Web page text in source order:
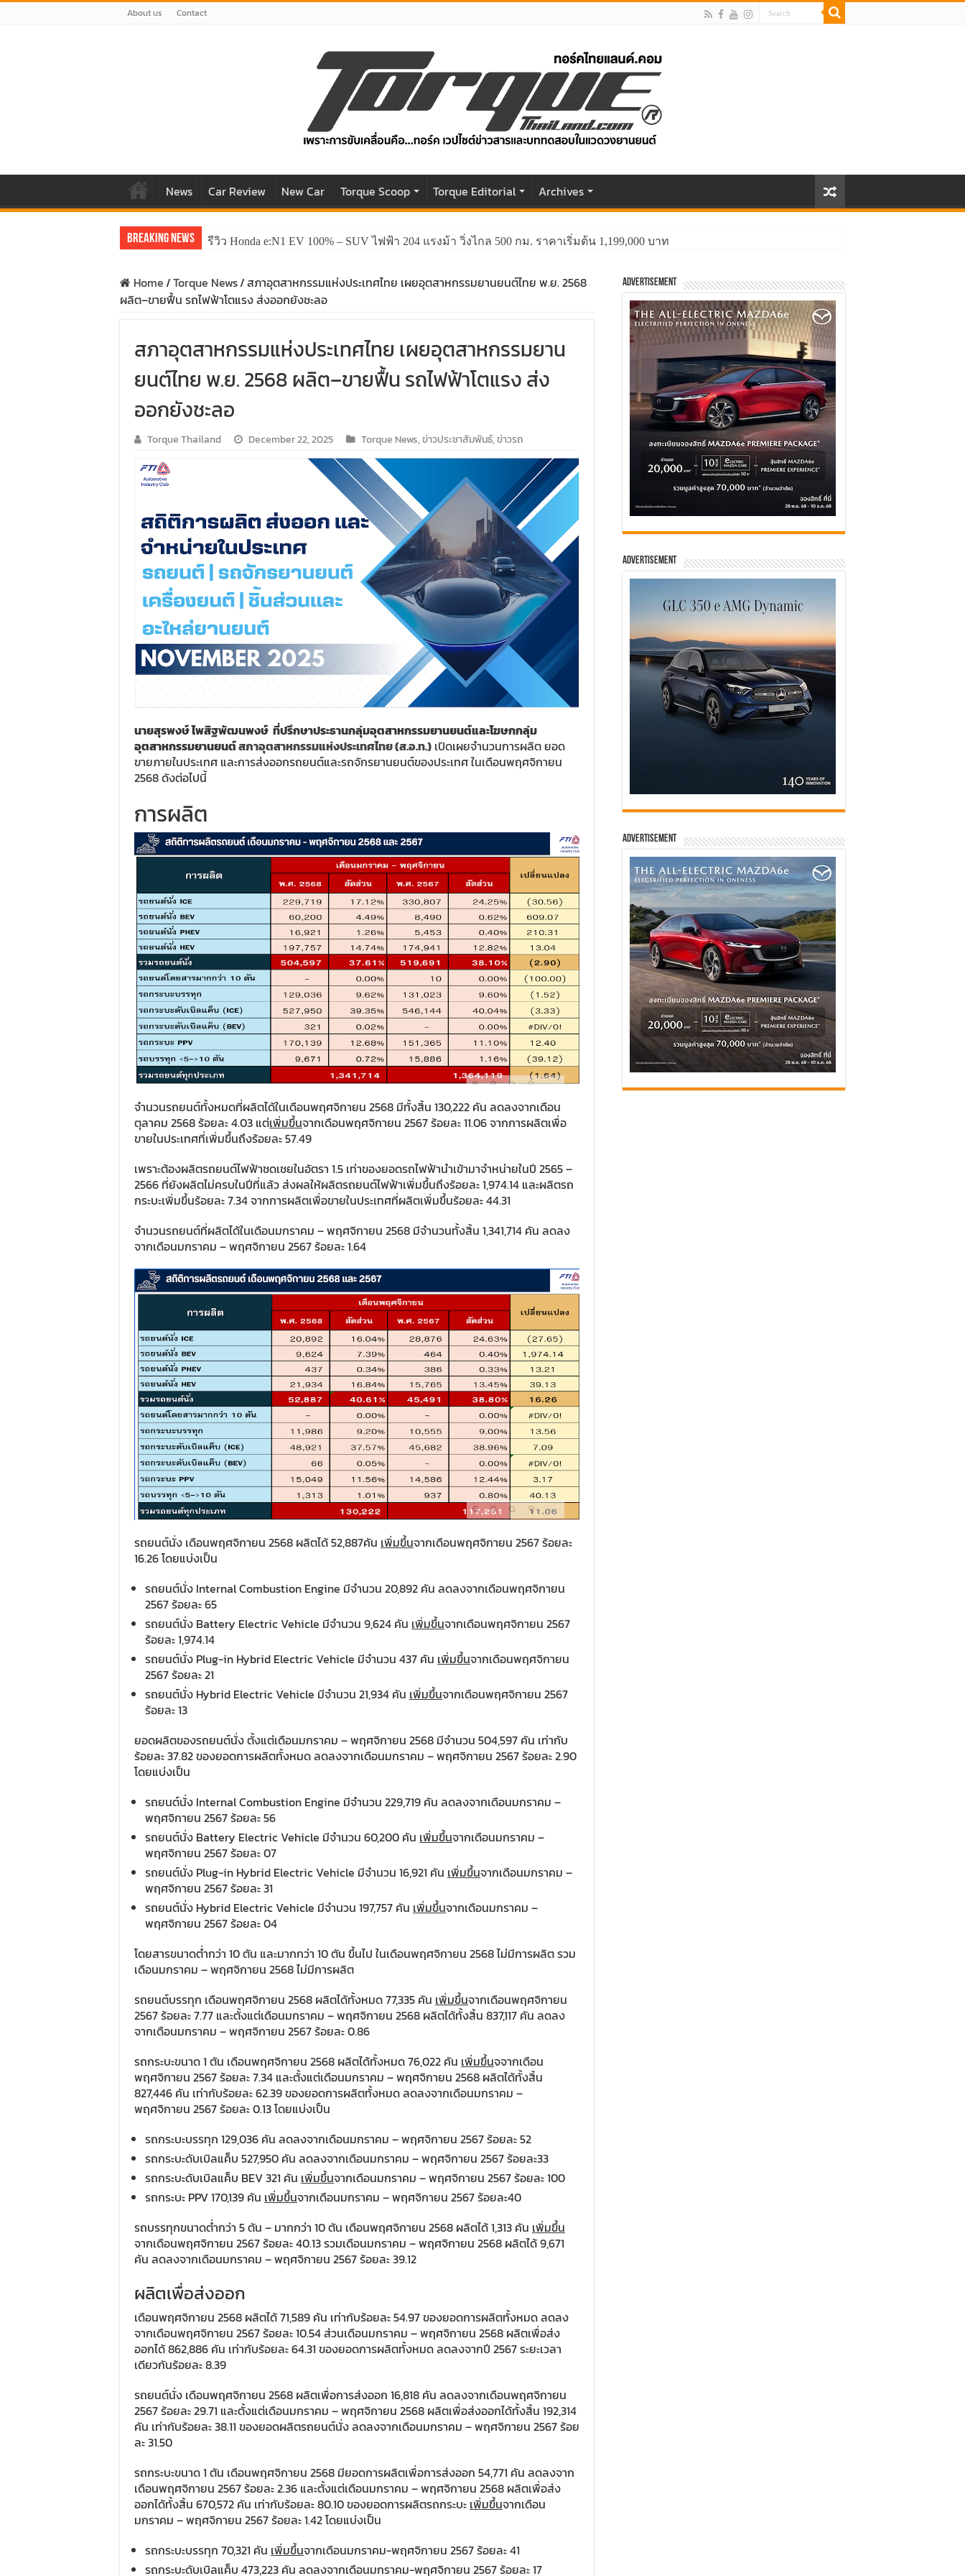
About us Contact
News Car Review New Car Torque Scoop Torque Editorial Archives
Breaking News รีวิว Honda e:N1 EV 100% – SUV ไฟฟ้า 204 แรงม้า วิ่งไกล 500 กม. ราคาเริ่มต้น 1,199,000 บาท
Home/Torque News/สภาอุตสาหกรรมแห่งประเทศไทย เผยอุตสาหกรรมยานยนต์ไทย พ.ย. 2568
ผลิต–ขายฟื้น รถไฟฟ้าโตแรง ส่งออกยังชะลอ
สภาอุตสาหกรรมแห่งประเทศไทย เผยอุตสาหกรรมยาน
ยนต์ไทย พ.ย. 2568 ผลิต–ขายฟื้น รถไฟฟ้าโตแรง ส่ง
ออกยังชะลอ
Torque Thailand December 22, 2025 Torque News,ข่าวประชาสัมพันธ์,ข่าวรถ
นายสุรพงษ์ ไพสิฐพัฒนพงษ์ ที่ปรึกษาประธานกลุ่มอุตสาหกรรมยานยนต์และโฆษกกลุ่ม
อุตสาหกรรมยานยนต์สภาอุตสาหกรรมแห่งประเทศไทย (ส.อ.ท.) เปิดเผยจำนวนการผลิต ยอด
ขายภายในประเทศ และการส่งออกรถยนต์และรถจักรยานยนต์ของประเทศ ในเดือนพฤศจิกายน
2568 ดังต่อไปนี้
การผลิต
จำนวนรถยนต์ทั้งหมดที่ผลิตได้ในเดือนพฤศจิกายน 2568 มีทั้งสิ้น 130,222 คัน ลดลงจากเดือน
ตุลาคม 2568 ร้อยละ 4.03 แต่เพิ่มขึ้นจากเดือนพฤศจิกายน 2567 ร้อยละ 11.06 จากการผลิตเพื่อ
ขายในประเทศที่เพิ่มขึ้นถึงร้อยละ 57.49
เพราะต้องผลิตรถยนต์ไฟฟ้าชดเชยในอัตรา 1.5 เท่าของยอดรถไฟฟ้านำเข้ามาจำหน่ายในปี 2565 –
2566 ที่ยังผลิตไม่ครบในปีที่แล้ว ส่งผลให้ผลิตรถยนต์ไฟฟ้าเพิ่มขึ้นถึงร้อยละ 1,974.14 และผลิตรถ
กระบะเพิ่มขึ้นร้อยละ 7.34 จากการผลิตเพื่อขายในประเทศที่ผลิตเพิ่มขึ้นร้อยละ 44.31
จำนวนรถยนต์ที่ผลิตได้ในเดือนมกราคม – พฤศจิกายน 2568 มีจำนวนทั้งสิ้น 1,341,714 คัน ลดลง
จากเดือนมกราคม – พฤศจิกายน 2567 ร้อยละ 1.64
รถยนต์นั่ง เดือนพฤศจิกายน 2568 ผลิตได้ 52,887คัน เพิ่มขึ้นจากเดือนพฤศจิกายน 2567 ร้อยละ
16.26 โดยแบ่งเป็น
รถยนต์นั่ง Internal Combustion Engine มีจำนวน 20,892 คัน ลดลงจากเดือนพฤศจิกายน
2567 ร้อยละ 65
รถยนต์นั่ง Battery Electric Vehicle มีจำนวน 9,624 คัน เพิ่มขึ้นจากเดือนพฤศจิกายน 2567
ร้อยละ 1,974.14
รถยนต์นั่ง Plug-in Hybrid Electric Vehicle มีจำนวน 437 คัน เพิ่มขึ้นจากเดือนพฤศจิกายน
2567 ร้อยละ 21
รถยนต์นั่ง Hybrid Electric Vehicle มีจำนวน 21,934 คัน เพิ่มขึ้นจากเดือนพฤศจิกายน 2567
ร้อยละ 13
ยอดผลิตของรถยนต์นั่ง ตั้งแต่เดือนมกราคม – พฤศจิกายน 2568 มีจำนวน 504,597 คัน เท่ากับ
ร้อยละ 37.82 ของยอดการผลิตทั้งหมด ลดลงจากเดือนมกราคม – พฤศจิกายน 2567 ร้อยละ 2.90
โดยแบ่งเป็น
รถยนต์นั่ง Internal Combustion Engine มีจำนวน 229,719 คัน ลดลงจากเดือนมกราคม –
พฤศจิกายน 2567 ร้อยละ 56
รถยนต์นั่ง Battery Electric Vehicle มีจำนวน 60,200 คัน เพิ่มขึ้นจากเดือนมกราคม –
พฤศจิกายน 2567 ร้อยละ 07
รถยนต์นั่ง Plug-in Hybrid Electric Vehicle มีจำนวน 16,921 คัน เพิ่มขึ้นจากเดือนมกราคม –
พฤศจิกายน 2567 ร้อยละ 31
รถยนต์นั่ง Hybrid Electric Vehicle มีจำนวน 197,757 คัน เพิ่มขึ้นจากเดือนมกราคม –
พฤศจิกายน 2567 ร้อยละ 04
โดยสารขนาดต่ำกว่า 10 ตัน และมากกว่า 10 ตัน ขึ้นไป ในเดือนพฤศจิกายน 2568 ไม่มีการผลิต รวม
เดือนมกราคม – พฤศจิกายน 2568 ไม่มีการผลิต
รถยนต์บรรทุก เดือนพฤศจิกายน 2568 ผลิตได้ทั้งหมด 77,335 คัน เพิ่มขึ้นจากเดือนพฤศจิกายน
2567 ร้อยละ 7.77 และตั้งแต่เดือนมกราคม – พฤศจิกายน 2568 ผลิตได้ทั้งสิ้น 837,117 คัน ลดลง
จากเดือนมกราคม – พฤศจิกายน 2567 ร้อยละ 0.86
รถกระบะขนาด 1 ตัน เดือนพฤศจิกายน 2568 ผลิตได้ทั้งหมด 76,022 คัน เพิ่มขึ้นจจากเดือน
พฤศจิกายน 2567 ร้อยละ 7.34 และตั้งแต่เดือนมกราคม – พฤศจิกายน 2568 ผลิตได้ทั้งสิ้น
827,446 คัน เท่ากับร้อยละ 62.39 ของยอดการผลิตทั้งหมด ลดลงจากเดือนมกราคม –
พฤศจิกายน 2567 ร้อยละ 0.13 โดยแบ่งเป็น
รถกระบะบรรทุก 129,036 คัน ลดลงจากเดือนมกราคม – พฤศจิกายน 2567 ร้อยละ 52
รถกระบะดับเบิลแค็บ 527,950 คัน ลดลงจากเดือนมกราคม – พฤศจิกายน 2567 ร้อยละ33
รถกระบะดับเบิลแค็บ BEV 321 คัน เพิ่มขึ้นจากเดือนมกราคม – พฤศจิกายน 2567 ร้อยละ 100
รถกระบะ PPV 170,139 คัน เพิ่มขึ้นจากเดือนมกราคม – พฤศจิกายน 2567 ร้อยละ40
รถบรรทุกขนาดต่ำกว่า 5 ตัน – มากกว่า 10 ตัน เดือนพฤศจิกายน 2568 ผลิตได้ 1,313 คัน เพิ่มขึ้น
จากเดือนพฤศจิกายน 2567 ร้อยละ 40.13 รวมเดือนมกราคม – พฤศจิกายน 2568 ผลิตได้ 9,671
คัน ลดลงจากเดือนมกราคม – พฤศจิกายน 2567 ร้อยละ 39.12
ผลิตเพื่อส่งออก
เดือนพฤศจิกายน 2568 ผลิตได้ 71,589 คัน เท่ากับร้อยละ 54.97 ของยอดการผลิตทั้งหมด ลดลง
จากเดือนพฤศจิกายน 2567 ร้อยละ 10.54 ส่วนเดือนมกราคม – พฤศจิกายน 2568 ผลิตเพื่อส่ง
ออกได้ 862,886 คัน เท่ากับร้อยละ 64.31 ของยอดการผลิตทั้งหมด ลดลงจากปี 2567 ระยะเวลา
เดียวกันร้อยละ 8.39
รถยนต์นั่ง เดือนพฤศจิกายน 2568 ผลิตเพื่อการส่งออก 16,818 คัน ลดลงจากเดือนพฤศจิกายน
2567 ร้อยละ 29.71 และตั้งแต่เดือนมกราคม – พฤศจิกายน 2568 ผลิตเพื่อส่งออกได้ทั้งสิ้น 192,314
คัน เท่ากับร้อยละ 38.11 ของยอดผลิตรถยนต์นั่ง ลดลงจากเดือนมกราคม – พฤศจิกายน 2567 ร้อย
ละ 31.50
รถกระบะขนาด 1 ตัน เดือนพฤศจิกายน 2568 มียอดการผลิตเพื่อการส่งออก 54,771 คัน ลดลงจาก
เดือนพฤศจิกายน 2567 ร้อยละ 2.36 และตั้งแต่เดือนมกราคม – พฤศจิกายน 2568 ผลิตเพื่อส่ง
ออกได้ทั้งสิ้น 670,572 คัน เท่ากับร้อยละ 80.10 ของยอดการผลิตรถกระบะ เพิ่มขึ้นจากเดือน
มกราคม – พฤศจิกายน 2567 ร้อยละ 1.42 โดยแบ่งเป็น
รถกระบะบรรทุก 70,321 คัน เพิ่มขึ้นจากเดือนมกราคม-พฤศจิกายน 2567 ร้อยละ 41
รถกระบะดับเบิลแค็บ 473,223 คัน ลดลงจากเดือนมกราคม-พฤศจิกายน 2567 ร้อยละ 17
Advertisement
Advertisement
Advertisement